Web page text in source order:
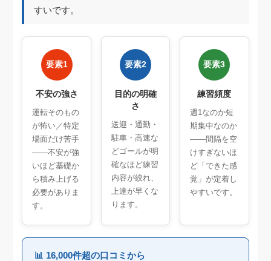
すいです。
要素1
不安の強さ
運転そのもの
が怖い／特定
場面だけ苦手
——不安が強
いほど基礎か
ら積み上げる
必要がありま
す。
要素2
目的の明確
さ
送迎・通勤・
駐車・高速な
どゴールが明
確なほど練習
内容が絞れ、
上達が早くな
ります。
要素3
練習頻度
週1なのか短
期集中なのか
——間隔を空
けすぎないほ
ど「できた感
覚」が定着し
やすいです。
📊 16,000件超の口コミから